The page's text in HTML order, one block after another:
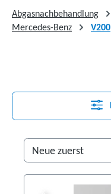
Abgasnachbehandlung
Mercedes-Benz
V200